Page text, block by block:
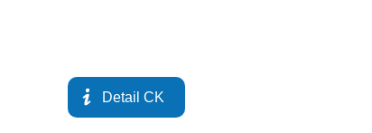
Detail CK